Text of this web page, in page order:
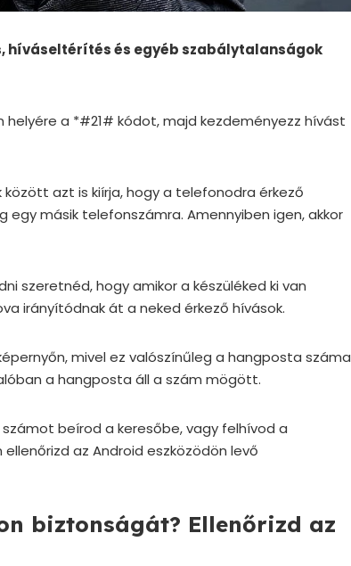
híváseltérítés és egyéb szabálytalanságok
a *#21# kódot, majd kezdeményezz hívást
azt is kiírja, hogy a telefonodra érkező
másik telefonszámra. Amennyiben igen, akkor
szeretnéd, hogy amikor a készüléked ki van
irányítódnak át a neked érkező hívások.
mivel ez valószínűleg a hangposta száma
a hangposta áll a szám mögött.
beírod a keresőbe, vagy felhívod a
az Android eszközödön levő
biztonságát? Ellenőrizd az